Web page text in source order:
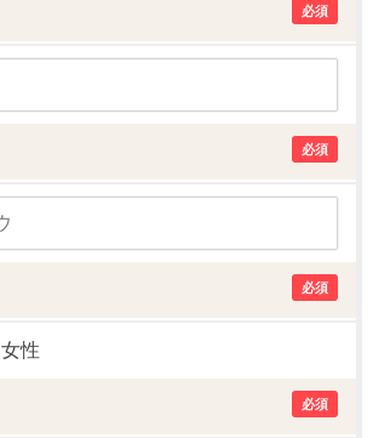
必須
必須
必須
女性
必須